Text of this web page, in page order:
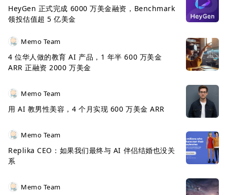
HeyGen 正式完成 6000 万美金融资，Benchmark
领投估值超 5 亿美金
Memo Team
4 位华人做的教育 AI 产品，1 年半 600 万美金
ARR 正融资 2000 万美金
Memo Team
用 AI 教男性美容，4 个月实现 600 万美金 ARR
Memo Team
Replika CEO：如果我们最终与 AI 伴侣结婚也没关
系
Memo Team